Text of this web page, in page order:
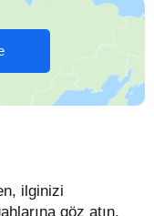
ilginizi
göz atın.